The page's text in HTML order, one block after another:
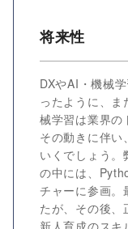
将来性
DXやAI・機械
ったように、
械学習は業界の
その動きに伴
いくでしょう。
の中には、
チャーに参画。
たが、その後、